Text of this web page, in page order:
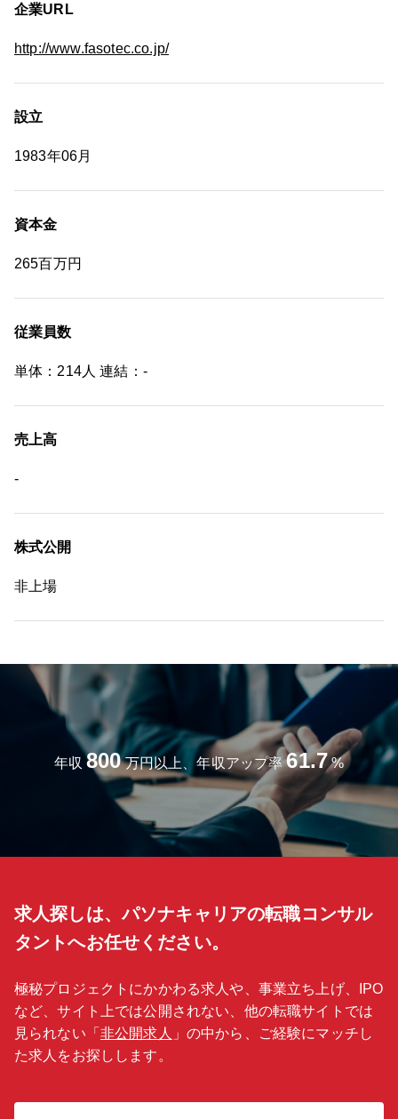
企業URL
http://www.fasotec.co.jp/
設立
1983年06月
資本金
265百万円
従業員数
単体：214人 連結：-
売上高
-
株式公開
非上場
年収 800 万円以上、年収アップ率 61.7 %
求人探しは、パソナキャリアの転職コンサル
タントへお任せください。
極秘プロジェクトにかかわる求人や、事業立ち上げ、IPO
など、サイト上では公開されない、他の転職サイトでは
見られない「 非公開求人 」の中から、ご経験にマッチし
た求人をお探しします。